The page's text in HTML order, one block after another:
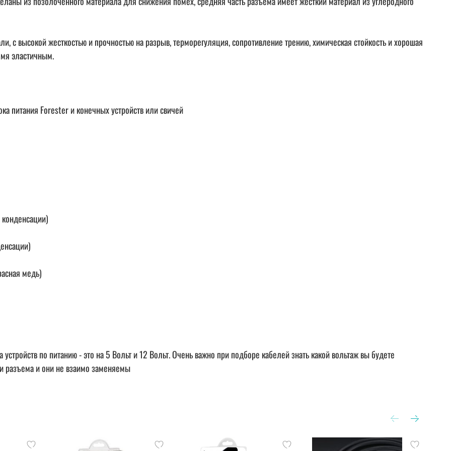
с высокой жесткостью и прочностью на разрыв, терморегуляция, сопротивление трению, химическая стойкость и хорошая
эластичным.
питания Forester и конечных устройств или свичей
медь)
по питанию - это на 5 Вольт и 12 Вольт. Очень важно при подборе кабелей знать какой вольтаж вы будете
разъема и они не взаимо заменяемы